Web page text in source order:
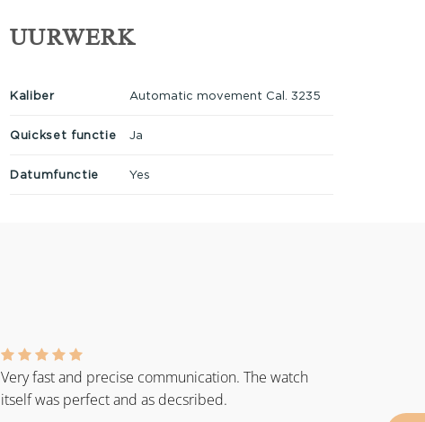
UURWERK
Kaliber Automatic movement Cal. 3235
Quickset functie Ja
Datumfunctie Yes
Very fast and precise communication. The watch
itself was perfect and as decsribed.